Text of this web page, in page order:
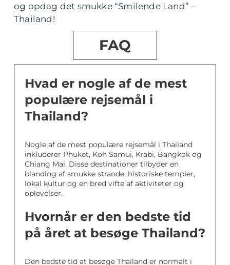
og opdag det smukke “Smilende Land” –
Thailand!
FAQ
Hvad er nogle af de mest
populære rejsemål i
Thailand?
Nogle af de mest populære rejsemål i Thailand
inkluderer Phuket, Koh Samui, Krabi, Bangkok og
Chiang Mai. Disse destinationer tilbyder en
blanding af smukke strande, historiske templer,
lokal kultur og en bred vifte af aktiviteter og
oplevelser.
Hvornår er den bedste tid
på året at besøge Thailand?
Den bedste tid at besøge Thailand er normalt i